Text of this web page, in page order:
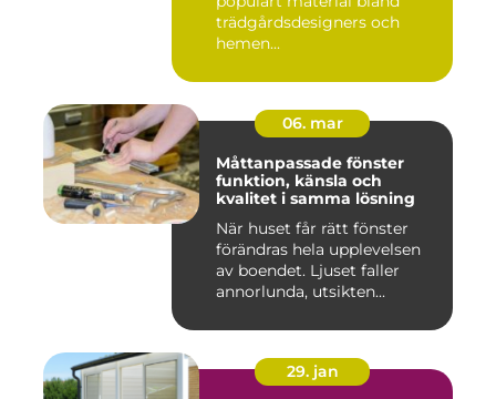
trädgårdsdesigners och
hemen...
06. mar
Måttanpassade fönster
funktion, känsla och
kvalitet i samma lösning
När huset får rätt fönster
förändras hela upplevelsen
av boendet. Ljuset faller
annorlunda, utsikten...
29. jan